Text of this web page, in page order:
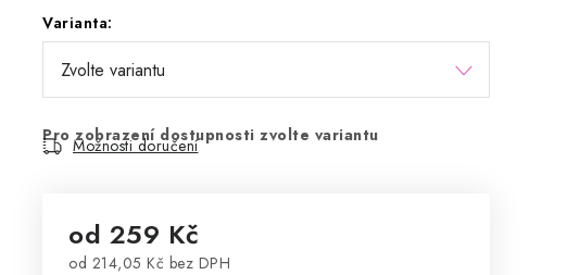
Varianta:
Pro zobrazení dostupnosti zvolte variantu
Možnosti doručení
od 259 Kč
od 214,05 Kč bez DPH